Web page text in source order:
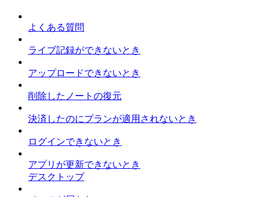
よくある質問
ライブ記録ができないとき
アップロードできないとき
削除したノートの復元
決済したのにプランが適用されないとき
ログインできないとき
アプリが更新できないとき
デスクトップ